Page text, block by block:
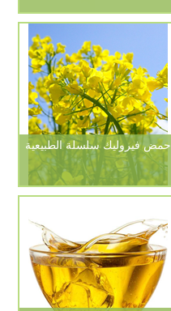
حمض فيروليك سلسلة الطبيعية